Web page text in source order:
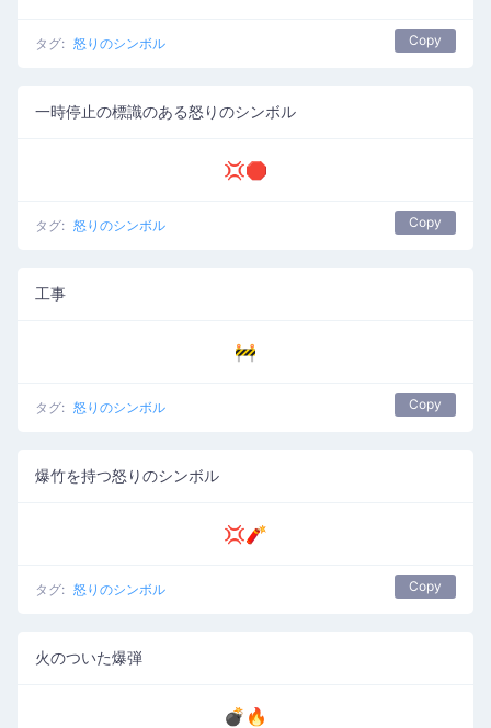
タグ: 怒りのシンボル Copy
一時停止の標識のある怒りのシンボル
💢🛑
タグ: 怒りのシンボル Copy
工事
🚧
タグ: 怒りのシンボル Copy
爆竹を持つ怒りのシンボル
💢🧨
タグ: 怒りのシンボル Copy
火のついた爆弾
💣🔥